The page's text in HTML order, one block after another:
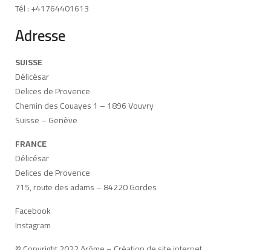
Tél : +41764401613
Adresse
SUISSE
Délicésar
Delices de Provence
Chemin des Couayes 1 – 1896 Vouvry
Suisse – Genève
FRANCE
Délicésar
Delices de Provence
715, route des adams – 84220 Gordes
Facebook
Instagram